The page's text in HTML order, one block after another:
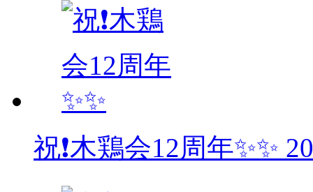
祝❗木鶏会12周年✨✨